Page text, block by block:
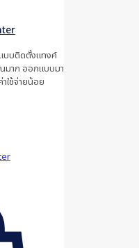
บบติดตั้งแทงค์
มาก ออกแบบมา
ใช้จ่ายน้อย